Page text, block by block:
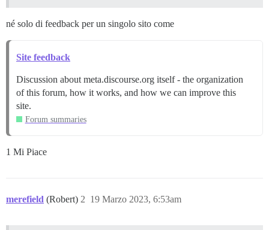
né solo di feedback per un singolo sito come
Site feedback
Discussion about meta.discourse.org itself - the organization
of this forum, how it works, and how we can improve this
site.
Forum summaries
1 Mi Piace
merefield (Robert) 19 Marzo 2023, 6:53am
2